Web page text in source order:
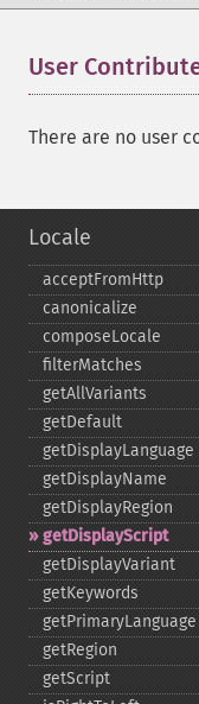
User
There are no user
Locale
acceptFromHttp
canonicalize
composeLocale
filterMatches
getAllVariants
getDefault
getDisplayLanguage
getDisplayName
getDisplayRegion
getDisplayScript
getDisplayVariant
getKeywords
getPrimaryLanguage
getRegion
getScript